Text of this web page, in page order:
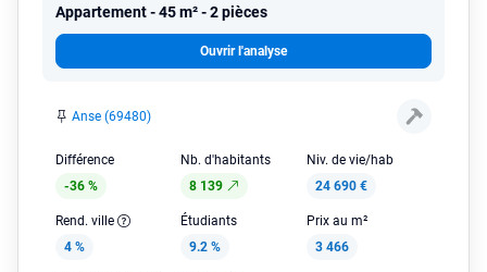
Appartement 45 m² - 2 pièces
Ouvrir l'analyse
Anse (69480)
Différence
-36 %
Nb. d'habitants
8 139
Niv. de vie/hab
24 690 €
Rend. ville
4 %
Étudiants
9.2 %
Prix au m²
3 466